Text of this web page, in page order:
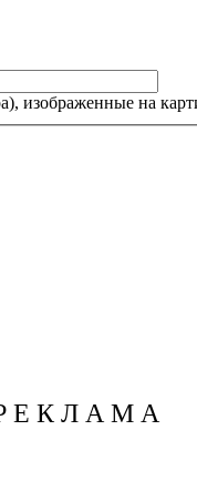
изображенные на
Е К Л А М А